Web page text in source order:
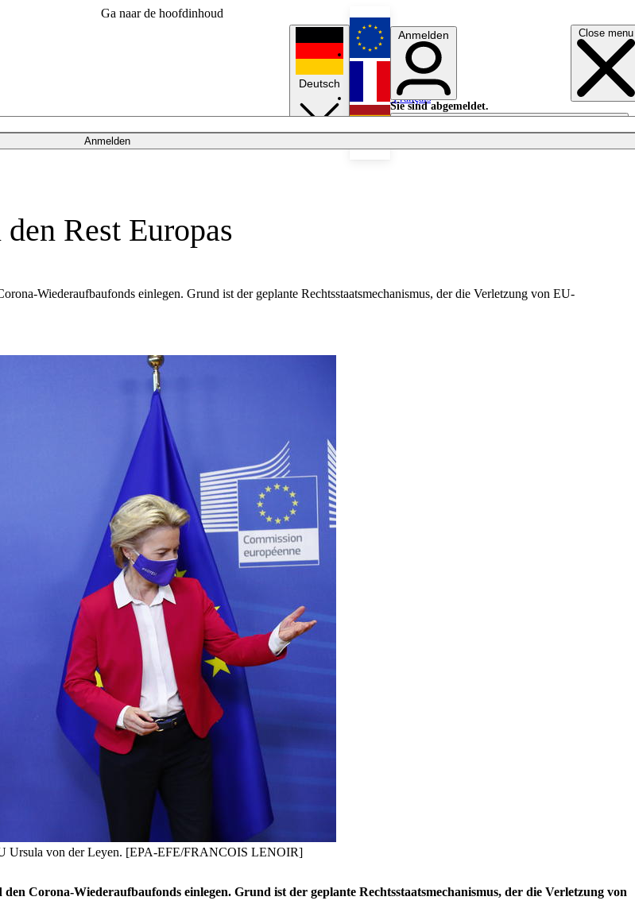
Ga naar de hoofdinhoud
Close menu
Anmelden
Deutsch
English
Français
Anmelden
Sie sind abgemeldet.
Anmelden
Licht aus
Rest Europas
Wiederaufbaufonds einlegen. Grund ist der geplante Rechtsstaatsmechanismus, der die Verletzung von EU-
Ursula von der Leyen. [EPA-EFE/FRANCOIS LENOIR]
Corona-Wiederaufbaufonds einlegen. Grund ist der geplante Rechtsstaatsmechanismus, der die Verletzung von